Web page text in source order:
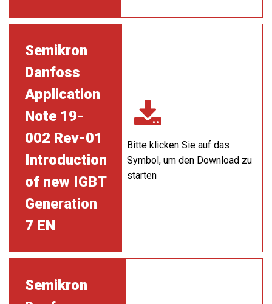
Semikron
Danfoss
Application
Note 19-
002 Rev-01
Introduction
of new IGBT
Generation
7 EN
Bitte klicken Sie auf das
Symbol, um den Download zu
starten
Semikron